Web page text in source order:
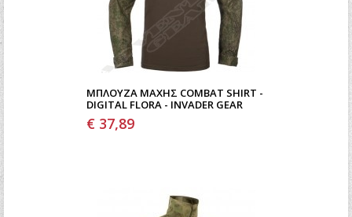
ΜΠΛΟΎΖΑ ΜΆΧΗΣ COMBAT SHIRT -
DIGITAL FLORA - INVADER GEAR
€ 37,89